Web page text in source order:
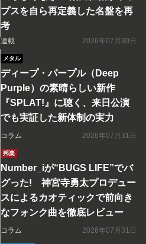
プスを自ら再定義した名盤を再
考
連載 2026年07月30日
メタル
ディープ・パープル（Deep
Purple）の素晴らしい新作
『SPLAT!』に聴く、来日公演
でも実証した新体制の実力
コラム 2026年07月31日
邦楽
Number_iが“BUGS LIFE”でバ
グった! 神宮寺勇太プロデュー
スによるカオティックで前向き
なフォンク曲を徹底レビュー
コラム 2026年07月31日